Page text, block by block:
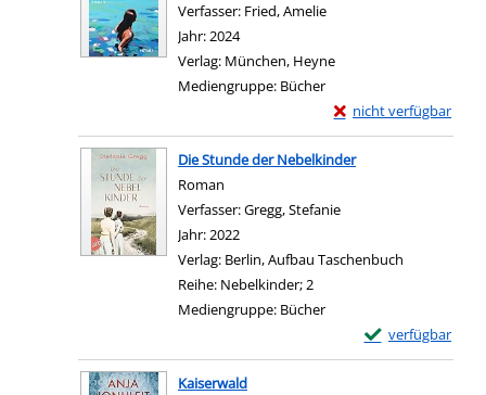
Verfasser: Fried, Amelie
Jahr:2024
Verlag: München, Heyne
Mediengruppe: Bücher
nicht verfügbar
Exemplar-Details von
Zum Download von
Die Stunde der Nebelkinder
Roman
Verfasser:Gregg, Stefanie
Jahr:2022
Verlag: Berlin, Aufbau Taschenbuch
Reihe: Nebelkinder; 2
Mediengruppe: Bücher
verfügbar
Exemplar-Details
Zum Download
Kaiserwald